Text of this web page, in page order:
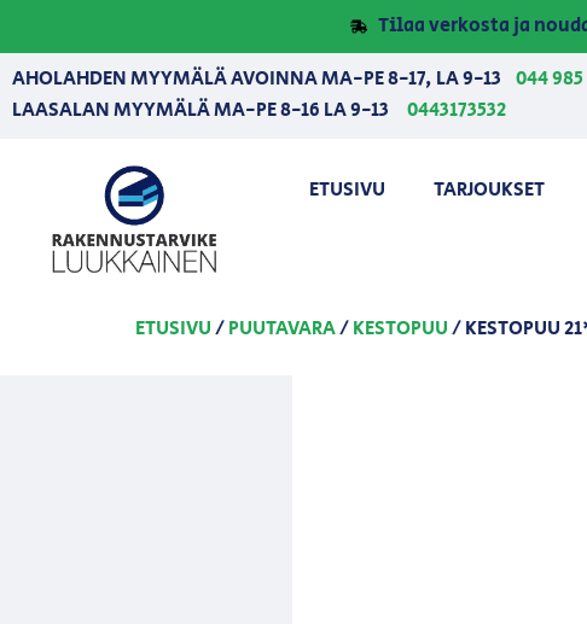
Tilaa verkosta ja
AHOLAHDEN MYYMÄLÄ AVOINNA MA-PE 8-17, LA 9-13 044 985
LAASALAN MYYMÄLÄ MA-PE 8-16 LA 9-13
0443173532
ETUSIVU TARJOUKSET
ETUSIVU/PUUTAVARA/KESTOPUU/ KESTOPUU